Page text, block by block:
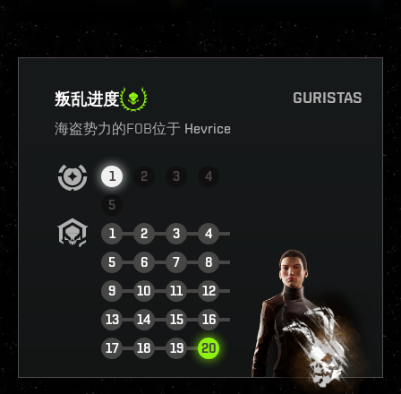
叛乱进度
海盗势力的FOB位于 Hevrice
1 2 3
4
5
1
2 3
4
5
6 7
8
9
10 11
12
13
14 15
16
17
18 19 20
查看报告
GURISTAS